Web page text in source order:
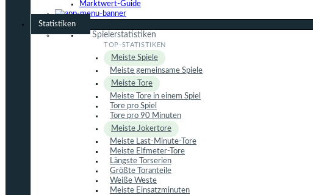
Marktwert-Guide
Statistiken
Spielerstatistiken
Meiste Spiele
Meiste gemeinsame Spiele
Meiste Tore
Meiste Tore in einem Spiel
Tore pro Spiel
Tore pro 90 Minuten
Meiste Jokertore
Meiste Last-Minute-Tore
Meiste Elfmeter-Tore
Längste Torserien
Größte Toranteile
Weiße Weste
Meiste Einsatzminuten